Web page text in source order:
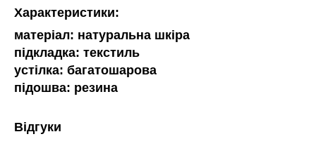
Характеристики:
матеріал: натуральна шкіра
підкладка: текстиль
устілка: багатошарова
підошва: резина
Відгуки